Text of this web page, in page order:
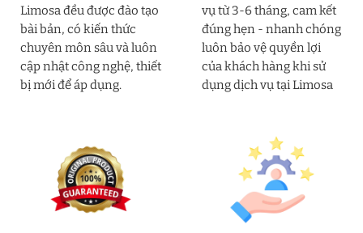
Limosa đều được đào tạo
bài bản, có kiến thức
chuyên môn sâu và luôn
cập nhật công nghệ, thiết
bị mới để áp dụng.
vụ từ 3-6 tháng, cam kết
đúng hẹn - nhanh chóng
luôn bảo vệ quyền lợi
của khách hàng khi sử
dụng dịch vụ tại Limosa